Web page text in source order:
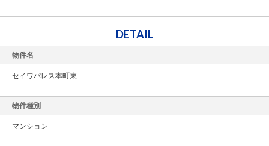
DETAIL
物件名
セイワパレス本町東
物件種別
マンション